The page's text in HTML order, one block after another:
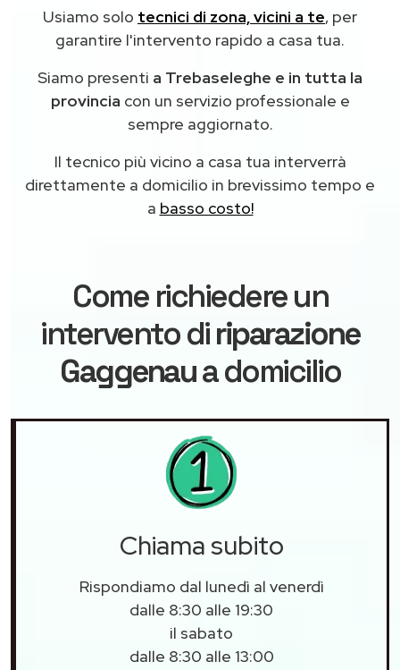
Usiamo solo tecnici di zona, vicini a te, per
garantire l'intervento rapido a casa tua.
Siamo presenti a Trebaseleghe e in tutta la
provincia con un servizio professionale e
sempre aggiornato.
Il tecnico più vicino a casa tua interverrà
direttamente a domicilio in brevissimo tempo e
a basso costo!
Come richiedere un
intervento diriparazione
Gaggenaua domicilio
Chiama subito
Rispondiamo dal lunedì al venerdì
dalle 8:30 alle 19:30
il sabato
dalle 8:30 alle 13:00